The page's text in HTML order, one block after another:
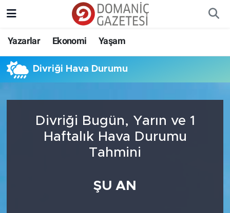
Yazarlar Ekonomi Yaşam
Divriği Hava Durumu
Divriği Bugün, Yarın ve 1
Haftalık Hava Durumu
Tahmini
ŞU AN